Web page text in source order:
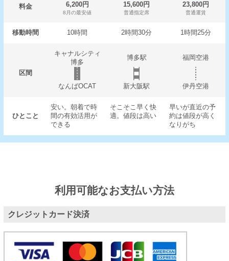
料金 6,200円
8月の最安値
15,600円
普通指定席
23,800円
普通運賃
移動時間 10時間 2時間30分 1時間25分
区間
キャナルシティ
博多
博多駅 福岡空港
なんばOCAT 新大阪駅 伊丹空港
ひとこと
安い。朝着で時
間の有効活用が
できる
そこそこ早く快
適。値段は高い
早いが直近の予
約は値段が高く
なりがち
利用可能なお支払い方法
クレジットカード決済